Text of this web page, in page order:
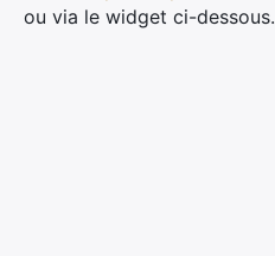
ou via le widget ci-dessous.